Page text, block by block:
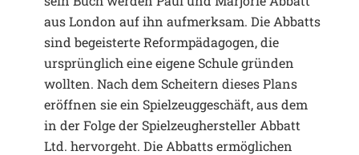
aus London auf ihn aufmerksam. Die Abbatts
sind begeisterte Reformpädagogen, die
ursprünglich eine eigene Schule gründen
wollten. Nach dem Scheitern dieses Plans
eröffnen sie ein Spielzeuggeschäft, aus dem
in der Folge der Spielzeughersteller Abbatt
Ltd. hervorgeht. Die Abbatts ermöglichen